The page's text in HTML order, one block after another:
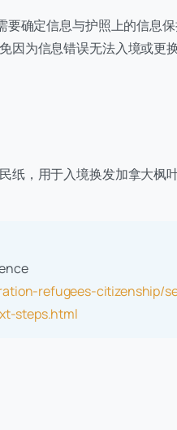
要确定信息与护照上的信息
为信息错误无法入境或更换
纸，用于入境换发加拿大枫
refugees-citizenship/
steps.html